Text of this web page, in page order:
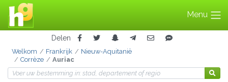
Menu
Delen
Welkom Frankrijk
Nieuw-Aquitanië
Corrèze
Auriac